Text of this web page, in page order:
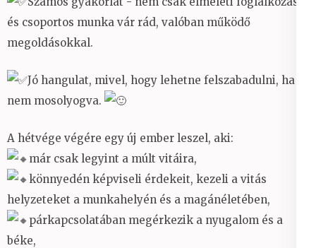
és csoportos munka vár rád, valóban működő
megoldásokkal.
Jó hangulat, mivel, hogy lehetne felszabadulni, ha
nem mosolyogva.
A hétvége végére egy új ember leszel, aki:
már csak legyint a múlt vitáira,
könnyedén képviseli érdekeit, kezeli a vitás
helyzeteket a munkahelyén és a magánéletében,
párkapcsolatában megérkezik a nyugalom és a
béke,